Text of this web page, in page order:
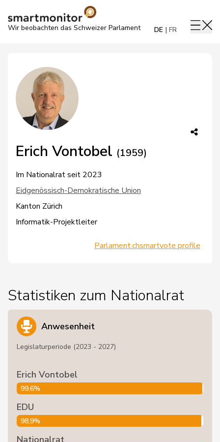
Wir beobachten das Schweizer Parlament DE FR
Erich Vontobel (1959)
Im Nationalrat seit 2023
Eidgenössisch-Demokratische Union
Kanton Zürich
Informatik-Projektleiter
Parlament.chsmartvote profile
Statistiken zum Nationalrat
Anwesenheit
Legislaturperiode (2023 - 2027)
Erich Vontobel
99,6%
EDU
98,9%
Nationalrat